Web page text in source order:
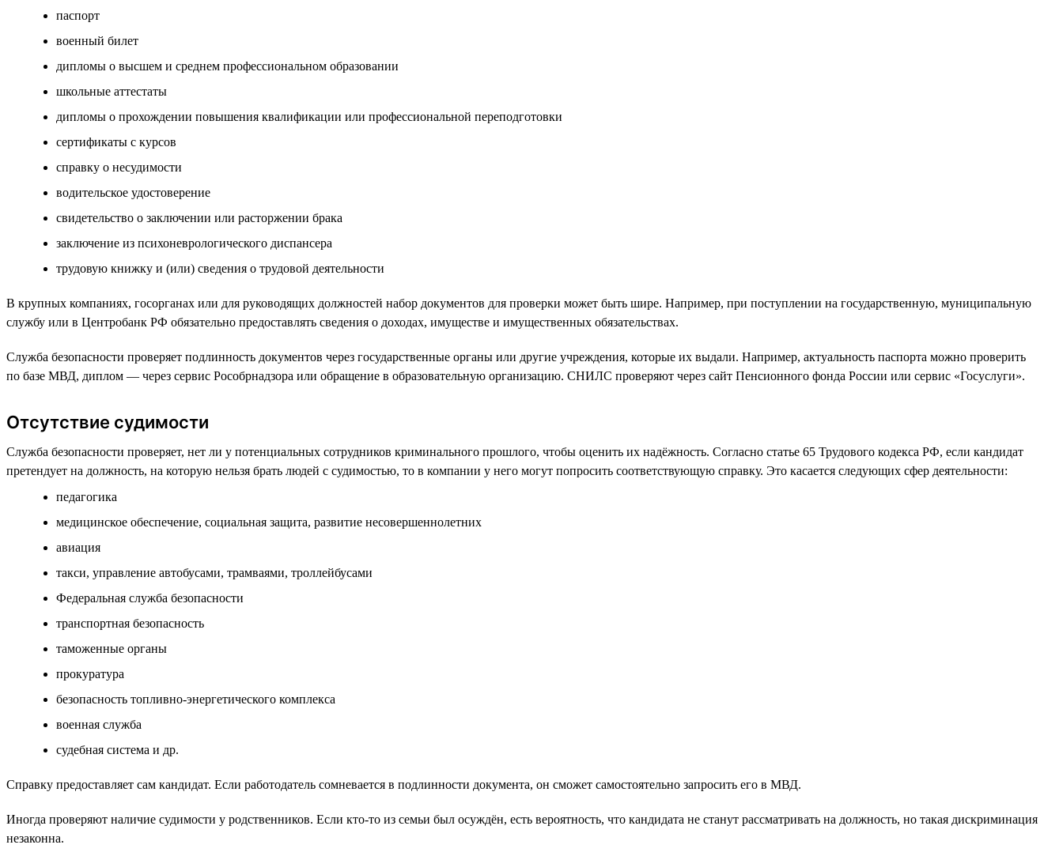
паспорт
военный билет
дипломы о высшем и среднем профессиональном образовании
школьные аттестаты
дипломы о прохождении повышения квалификации или профессиональной переподготовки
сертификаты с курсов
справку о несудимости
водительское удостоверение
свидетельство о заключении или расторжении брака
заключение из психоневрологического диспансера
трудовую книжку и (или) сведения о трудовой деятельности
В крупных компаниях, госорганах или для руководящих должностей набор документов для проверки может быть шире. Например, при поступлении на государственную, муниципальную
службу или в Центробанк РФ обязательно предоставлять сведения о доходах, имуществе и имущественных обязательствах.
Служба безопасности проверяет подлинность документов через государственные органы или другие учреждения, которые их выдали. Например, актуальность паспорта можно проверить
по базе МВД, диплом — через сервис Рособрнадзора или обращение в образовательную организацию. СНИЛС проверяют через сайт Пенсионного фонда России или сервис «Госуслуги».
Отсутствие судимости
Служба безопасности проверяет, нет ли у потенциальных сотрудников криминального прошлого, чтобы оценить их надёжность. Согласно статье 65 Трудового кодекса РФ, если кандидат
претендует на должность, на которую нельзя брать людей с судимостью, то в компании у него могут попросить соответствующую справку. Это касается следующих сфер деятельности:
педагогика
медицинское обеспечение, социальная защита, развитие несовершеннолетних
авиация
такси, управление автобусами, трамваями, троллейбусами
Федеральная служба безопасности
транспортная безопасность
таможенные органы
прокуратура
безопасность топливно-энергетического комплекса
военная служба
судебная система и др.
Справку предоставляет сам кандидат. Если работодатель сомневается в подлинности документа, он сможет самостоятельно запросить его в МВД.
Иногда проверяют наличие судимости у родственников. Если кто-то из семьи был осуждён, есть вероятность, что кандидата не станут рассматривать на должность, но такая дискриминация
незаконна.